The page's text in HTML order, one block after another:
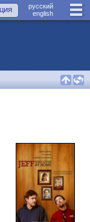
руccкий
english